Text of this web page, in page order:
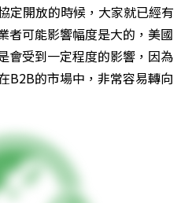
定開放的時候，大家就已經有
者可能影響幅度是大的，美國
會受到一定程度的影響，因為
B2B的市場中，非常容易轉向